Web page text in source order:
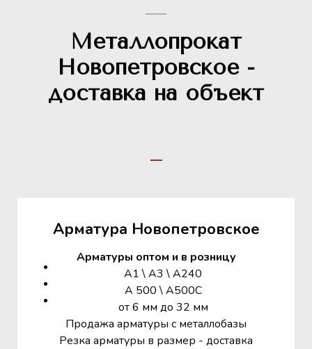
Металлопрокат
Новопетровское -
доставка на объект
Арматура Новопетровское
Арматуры оптом и в розницу
А1 \ А3 \ А240
А 500 \ А500С
от 6 мм до 32 мм
Продажа арматуры с металлобазы
Резка арматуры в размер - доставка